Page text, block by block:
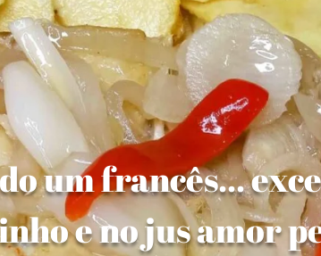
um francês...
e no jus amor